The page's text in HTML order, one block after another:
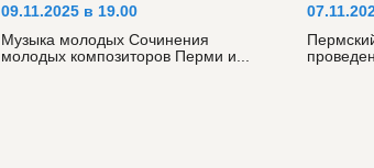
09.11.2025 в 19.00
Музыка молодых Сочинения
молодых композиторов Перми и...